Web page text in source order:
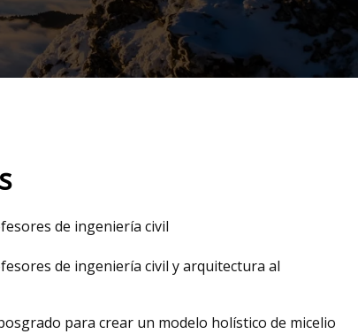
de ingeniería civil
de ingeniería civil y arquitectura al
para crear un modelo holístico de micelio